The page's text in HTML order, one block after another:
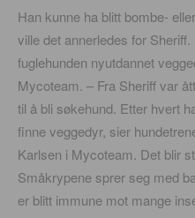
Han kunne ha blitt bombe-
ville det annerledes for
fuglehunden nyutdannet
Mycoteam. – Fra Sheriff var
til å bli søkehund. Etter hvert
finne veggedyr, sier
Karlsen i Mycoteam. Det blir
Småkrypene sprer seg med
er blitt immune mot mange